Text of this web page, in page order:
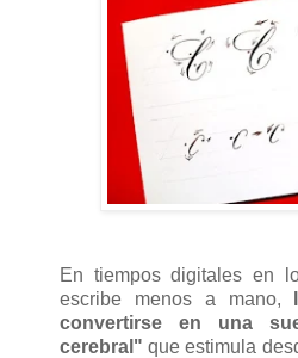
En tiempos digitales en
escribe menos a mano,
convertirse en una
cerebral" que estimula